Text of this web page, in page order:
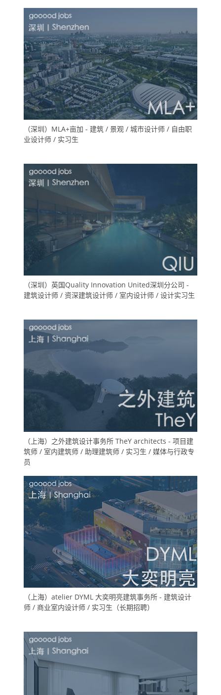
（深圳）MLA+亩加 - 建筑 / 景观 / 城市设计师 / 自由职
业设计师 / 实习生
（深圳）英国Quality Innovation United深圳分公司 -
建筑设计师 / 资深建筑设计师 / 室内设计师 / 设计实习生
（上海）之外建筑设计事务所 TheY architects - 项目建
筑师 / 室内建筑师 / 助理建筑师 / 实习生 / 媒体与行政专
员
（上海）atelier DYML 大奕明亮建筑事务所 - 建筑设计
师 / 商业室内设计师 / 实习生（长期招聘）